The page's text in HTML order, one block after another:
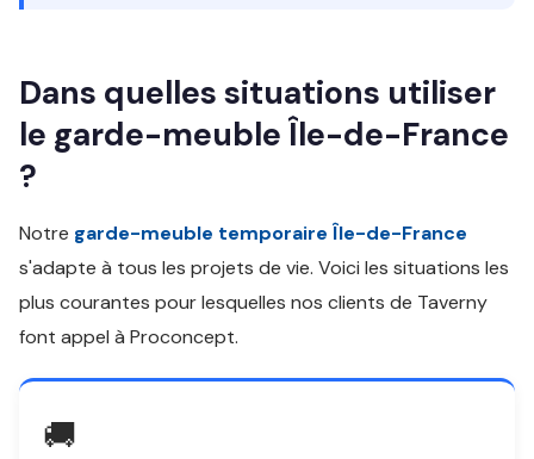
Dans quelles situations utiliser
le garde-meuble Île-de-France
?
Notre garde-meuble temporaire Île-de-France
s'adapte à tous les projets de vie. Voici les situations les
plus courantes pour lesquelles nos clients de Taverny
font appel à Proconcept.
🚚